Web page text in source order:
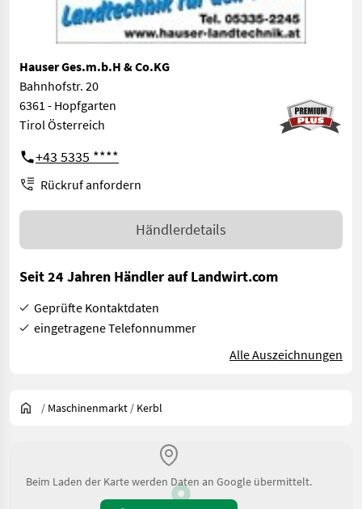
Hauser Ges.m.b.H & Co.KG
Bahnhofstr. 20
6361 - Hopfgarten
Tirol Österreich
+43 5335 ****
Rückruf anfordern
Händlerdetails
Seit 24 Jahren Händler auf Landwirt.com
Geprüfte Kontaktdaten
eingetragene Telefonnummer
Alle Auszeichnungen
/ Maschinenmarkt / Kerbl
Beim Laden der Karte werden Daten an Google übermittelt.